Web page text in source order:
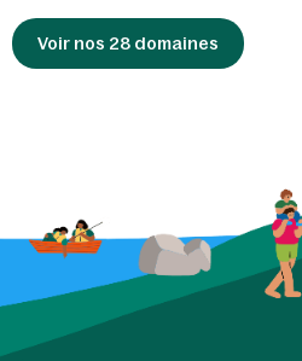
Voir nos 28 domaines